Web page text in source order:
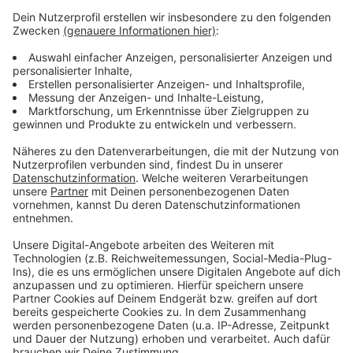
Facts for Fun mit Tom Hoppe
Wenn andere euch nur Fakten, Fakten, Fakten um die
Ohren hauen, packt Tom Hoppe eine Portion Humor
Fakten einfach etwas anders und erfrischender.
Anzeige
Anzeige